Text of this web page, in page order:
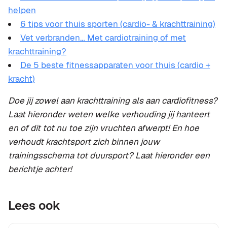
helpen
6 tips voor thuis sporten (cardio- & krachttraining)
Vet verbranden… Met cardiotraining of met
krachttraining?
De 5 beste fitnessapparaten voor thuis (cardio +
kracht)
Doe jij zowel aan krachttraining als aan cardiofitness?
Laat hieronder weten welke verhouding jij hanteert
en of dit tot nu toe zijn vruchten afwerpt! En hoe
verhoudt krachtsport zich binnen jouw
trainingsschema tot duursport? Laat hieronder een
berichtje achter!
Lees ook